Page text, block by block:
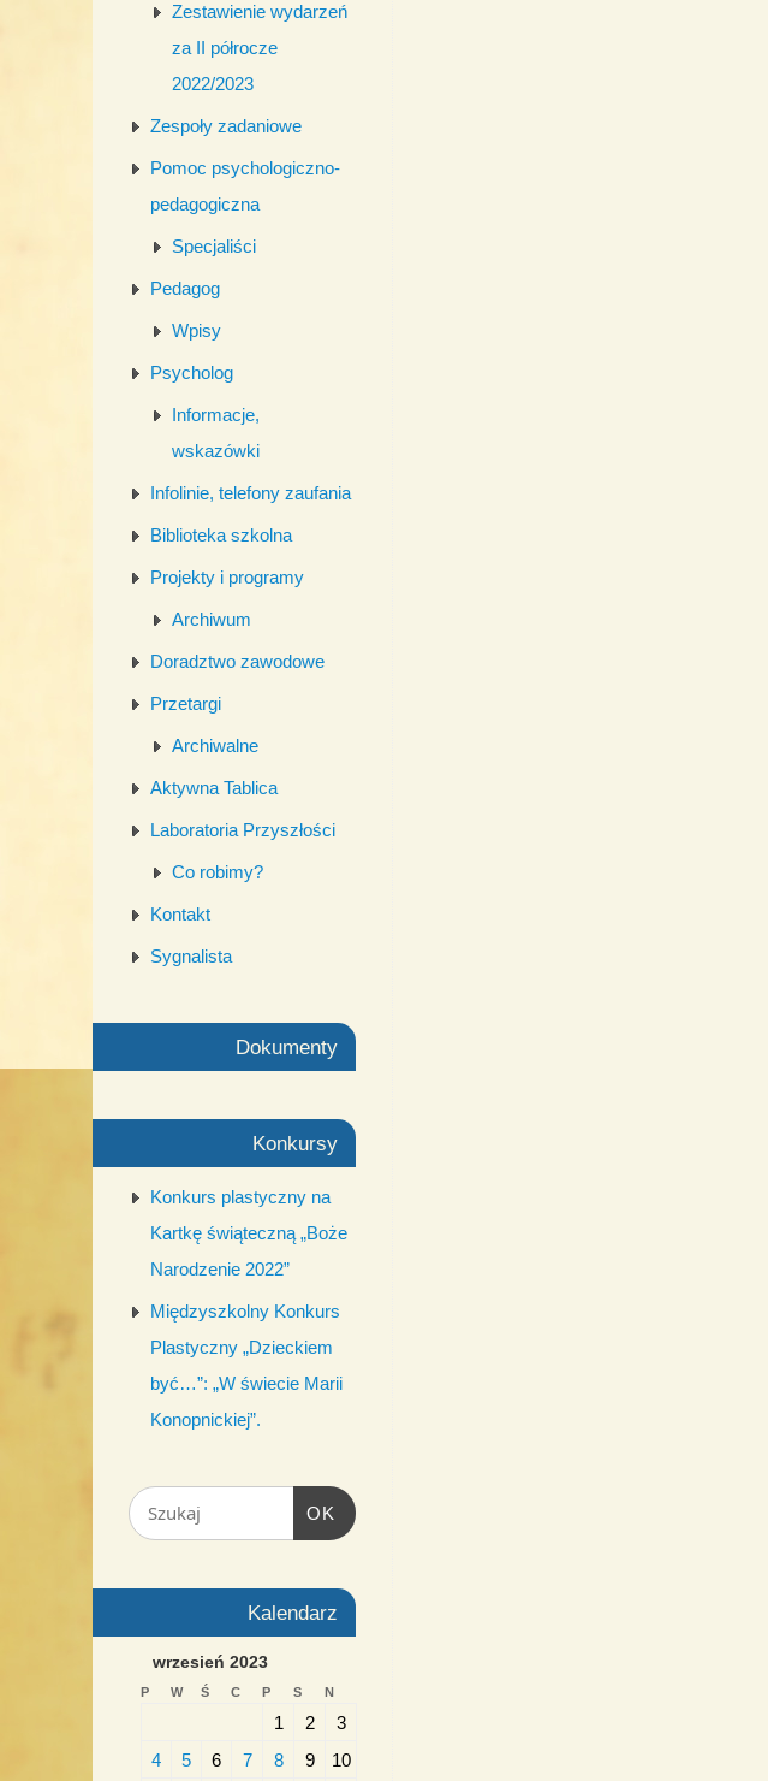
Zestawienie wydarzeń
za II półrocze
2022/2023
Zespoły zadaniowe
Pomoc psychologiczno-
pedagogiczna
Specjaliści
Pedagog
Wpisy
Psycholog
Informacje,
wskazówki
Infolinie, telefony zaufania
Biblioteka szkolna
Projekty i programy
Archiwum
Doradztwo zawodowe
Przetargi
Archiwalne
Aktywna Tablica
Laboratoria Przyszłości
Co robimy?
Kontakt
Sygnalista
Dokumenty
Konkursy
Konkurs plastyczny na
Kartkę świąteczną „Boże
Narodzenie 2022”
Międzyszkolny Konkurs
Plastyczny „Dzieckiem
być…”: „W świecie Marii
Konopnickiej”.
OK
Kalendarz
wrzesień 2023
P W Ś C P S N
1 2
3
4
5 6 7 8 9 10